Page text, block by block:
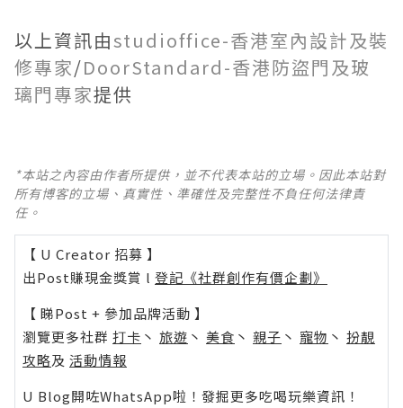
以上資訊由studioffice-香港室內設計及裝
修專家/DoorStandard-香港防盜門及玻
璃門專家提供
*本站之內容由作者所提供，並不代表本站的立場。因此本站對
所有博客的立場、真實性、準確性及完整性不負任何法律責
任。
【 U Creator 招募 】
出Post賺現金獎賞 l 登記《社群創作有價企劃》
【 睇Post + 參加品牌活動 】
瀏覽更多社群 打卡 丶 旅遊 丶 美食 丶 親子 丶 寵物 丶 扮靚
攻略及 活動情報
U Blog開咗WhatsApp啦！發掘更多吃喝玩樂資訊！